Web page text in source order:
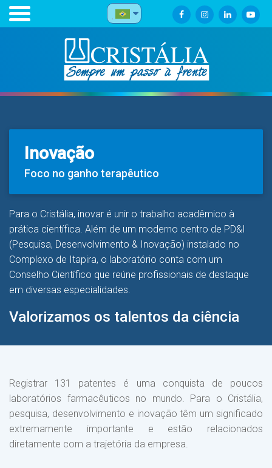
Inovação
Foco no ganho terapêutico
Para o Cristália, inovar é unir o trabalho acadêmico à
prática científica. Além de um moderno centro de PD&I
(Pesquisa, Desenvolvimento & Inovação) instalado no
Complexo de Itapira, o laboratório conta com um
Conselho Científico que reúne profissionais de destaque
em diversas especialidades.
Valorizamos os talentos da ciência
Registrar 131 patentes é uma conquista de poucos
laboratórios farmacêuticos no mundo. Para o Cristália,
pesquisa, desenvolvimento e inovação têm um significado
extremamente importante e estão relacionados
diretamente com a trajetória da empresa.